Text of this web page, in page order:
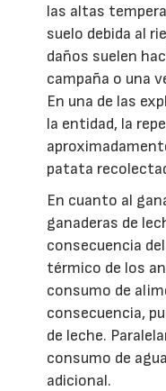
las altas
suelo debida al
daños suelen
campaña o una
En una de las
la entidad, la
patata
En cuanto al
ganaderas de
consecuencia
térmico de los
consumo de
consecuencia,
de leche.
consumo de
adicional.